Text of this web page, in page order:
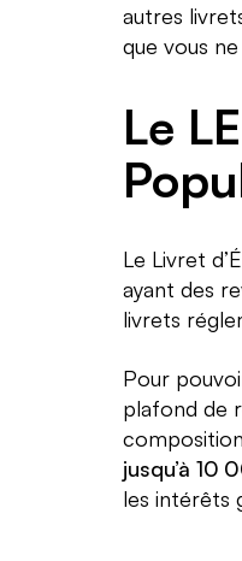
autres
que vous
Le
Le Livret
ayant des
livrets
Pour
plafond de
jusqu’à 10
les intérêts